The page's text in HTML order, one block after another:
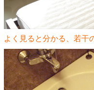
よく見ると分かる、若干